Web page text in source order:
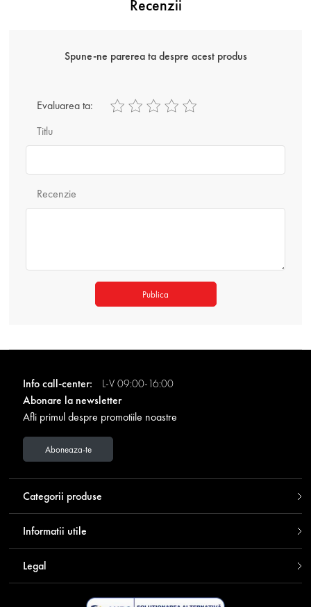
Recenzii
Spune-ne parerea ta despre acest produs
Titlu
Evaluarea ta:
Recenzie
Publica
Info call-center:
L-V 09:00-16:00
Abonare la newsletter
Afli primul despre promotiile noastre
Aboneaza-te
Categorii produse
Informatii utile
Legal